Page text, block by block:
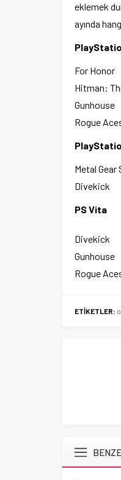
eklemek
ayında
For Honor
Hitman:
Gunhouse
Rogue
Metal
Divekick
PS Vita
Divekick
Gunhouse
Rogue
ETİKETLER: